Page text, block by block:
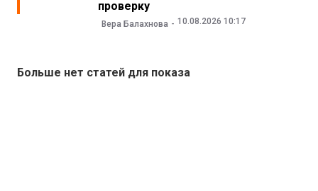
проверку
Вера Балахнова 10.08.2026 10:17
Больше нет статей для показа